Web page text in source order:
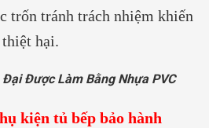
trốn tránh trách nhiệm khiến
hại.
Đại Được Làm Bằng Nhựa PVC
kiện tủ bếp bảo hành